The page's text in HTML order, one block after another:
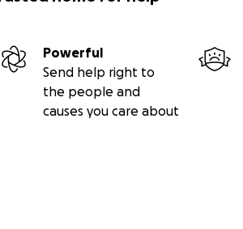
Powerful
Send help right to
the people and
causes you care about